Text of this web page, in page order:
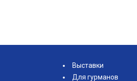
Выставки
Для гурманов